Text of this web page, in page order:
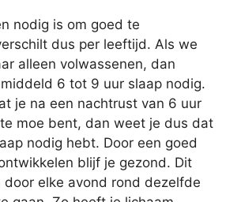
nodig is om goed te
dus per leeftijd. Als we
alleen volwassenen, dan
6 tot 9 uur slaap nodig.
je na een nachtrust van 6 uur
moe bent, dan weet je dus dat
nodig hebt. Door een goed
blijf je gezond. Dit
door elke avond rond dezelfde